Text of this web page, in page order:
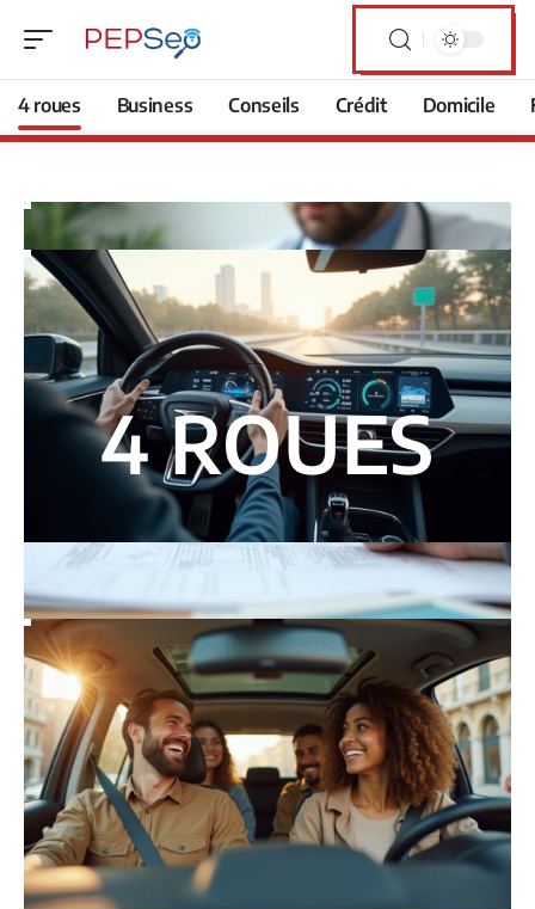
4 roues Business Conseils Crédit Domicile
4 ROUES
Niveau d’automatisation de l’ADAS : tout